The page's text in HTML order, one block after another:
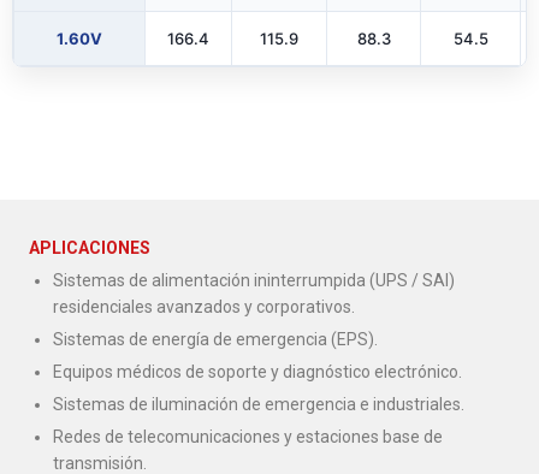
1.60V 166.4 115.9 88.3 54.5
APLICACIONES
Sistemas de alimentación ininterrumpida (UPS / SAI)
residenciales avanzados y corporativos.
Sistemas de energía de emergencia (EPS).
Equipos médicos de soporte y diagnóstico electrónico.
Sistemas de iluminación de emergencia e industriales.
Redes de telecomunicaciones y estaciones base de
transmisión.